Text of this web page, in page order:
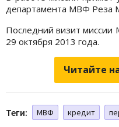
департамента МВФ Реза
Последний визит миссии
29 октября 2013 года.
Читайте
Теги: МВФ кредит